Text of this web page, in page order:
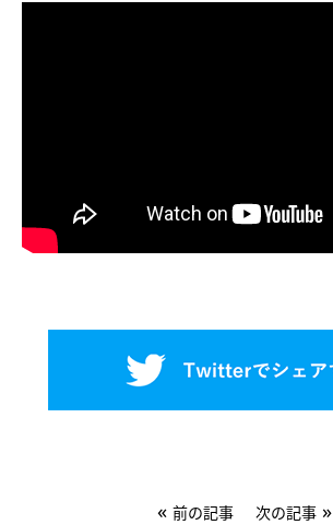
« 前の記事 次の記事 »